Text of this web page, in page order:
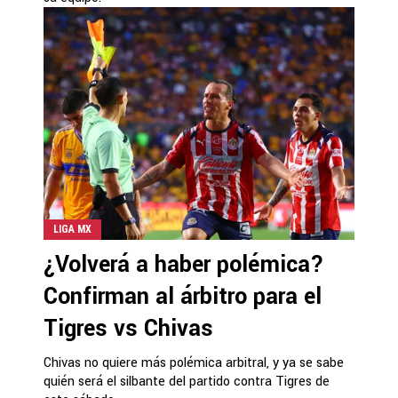
LIGA MX
¿Volverá a haber polémica?
Confirman al árbitro para el
Tigres vs Chivas
Chivas no quiere más polémica arbitral, y ya se sabe
quién será el silbante del partido contra Tigres de